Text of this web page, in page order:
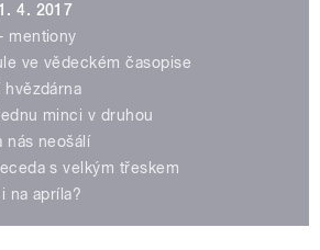
4. 2017
mentiony
ve vědeckém časopise
minci v druhou
nás neošálí
s velkým třeskem
na apríla?